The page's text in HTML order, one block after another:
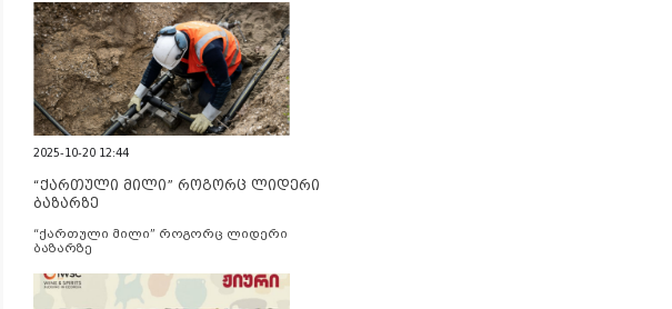
2025-10-20 12:44
“ქართული მილი” როგორც ლიდერი
ბაზარზე
“ქართული მილი” როგორც ლიდერი
ბაზარზე